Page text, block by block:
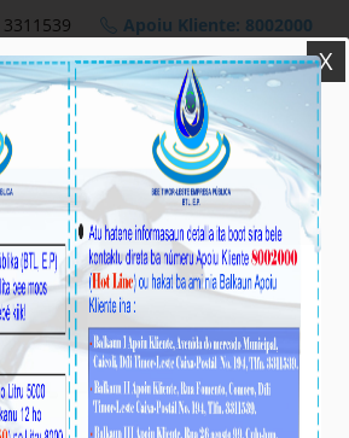
3311539 Apoiu Kliente: 8002000
iha fúnebre Saudozu
“ Lu Olo “.
26-Juñu-2026
- Prezidente Komisaun
X